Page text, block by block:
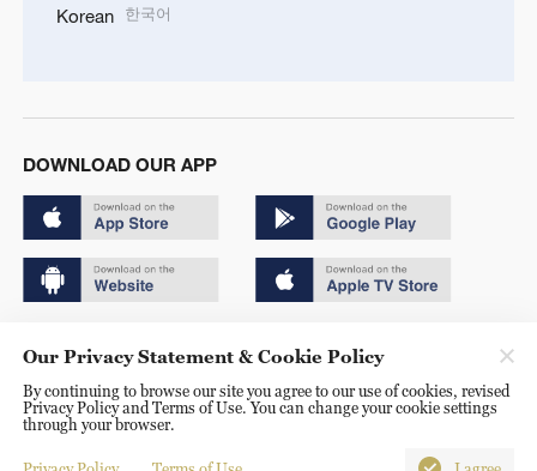
Korean 한국어
DOWNLOAD OUR APP
京ICP备20000184号
京公网安备 11010502050052号
Disinformation report hotline: 010-85061466
Our Privacy Statement & Cookie Policy
By continuing to browse our site you agree to our use of cookies, revised
Privacy Policy and Terms of Use. You can change your cookie settings
through your browser.